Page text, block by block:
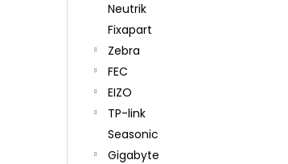
Neutrik
Fixapart
Zebra
FEC
EIZO
TP-link
Seasonic
Gigabyte